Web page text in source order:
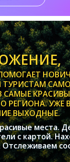
САМЫЕ
РЕГИОНА. УЖЕ
ВЫХОДНЫЕ.
места.
с картой.